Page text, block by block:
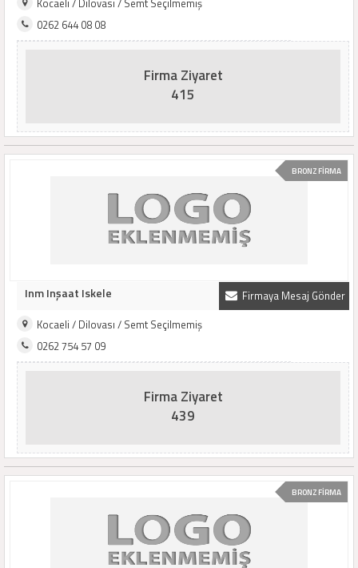
Kocaeli / Dilovası / Semt Seçilmemiş
0262 644 08 08
Firma Ziyaret
415
BRONZ FİRMA
Firmaya Mesaj Gönder
Inm Inşaat Iskele
Kocaeli / Dilovası / Semt Seçilmemiş
0262 754 57 09
Firma Ziyaret
439
BRONZ FİRMA